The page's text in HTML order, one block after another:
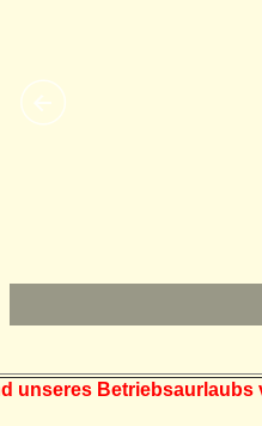
unseres Betriebsaurlaubs